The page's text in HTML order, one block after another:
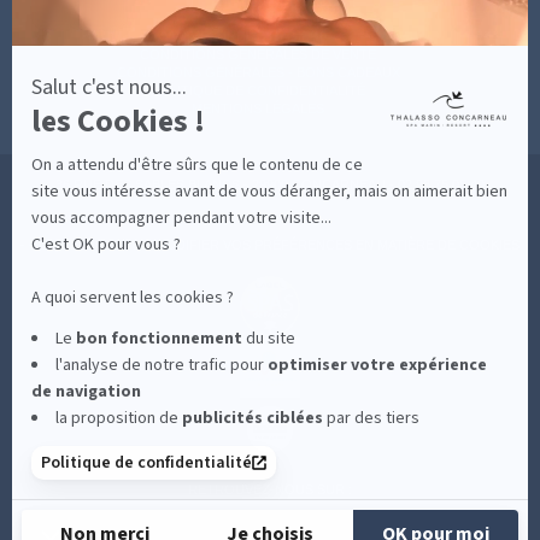
Salut c'est nous...
les Cookies !
On a attendu d'être sûrs que le contenu de ce
site vous intéresse avant de vous déranger, mais on aimerait bien
vous accompagner pendant votre visite...
C'est OK pour vous ?
A quoi servent les cookies ?
Le bon fonctionnement du site
l'analyse de notre trafic pour optimiservotre expérience
de navigation
la proposition de publicités ciblées par des tiers
Politique de confidentialité
Non merci Je choisis OK pour moi
MESURES D'HYGIÈNE
POLITIQUE DE CONFIDENTIALITÉ
MENTIONS LÉGALES
36 RUE DES SABLES BLANCS - 29900 CONCARNEAU - 02 98 75 05 40
CLIQUEZ-ICI POUR MODIFIER VOS PRÉFÉRENCES EN MATIÈRE DE COOKIES